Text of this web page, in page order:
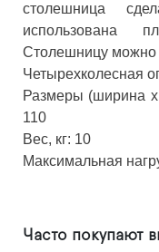
столешница
использована
Столешницу можно
Четырехколесная
Размеры (ширина
110
Вес, кг: 10
Максимальная
Часто покупают